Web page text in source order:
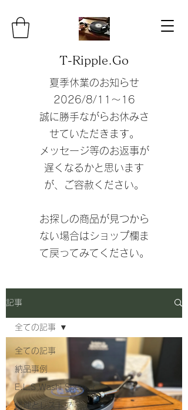
T-Ripple.Go
夏季休業のお知らせ
​2026/8/11〜16
誠に勝手ながらお休みさ
せていただきます。
​メッセージ等のお返事が
遅くなるかと思います
が、ご容赦ください。
​お探しの商品が見つから
ない場合はショップ欄ま
て戻ってみてください。
記事
全ての記事
納品事例
E.L.S Washi Speaker
修理とレストア
全ての記事